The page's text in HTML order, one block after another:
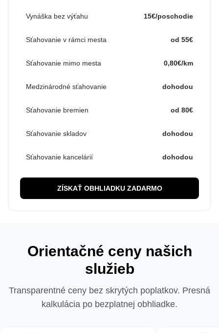
Vynáška bez výťahu 15€/poschodie
Sťahovanie v rámci mesta od 55€
Sťahovanie mimo mesta 0,80€/km
Medzinárodné sťahovanie dohodou
Sťahovanie bremien od 80€
Sťahovanie skladov dohodou
Sťahovanie kancelárií dohodou
ZÍSKAŤ OBHLIADKU ZADARMO
Orientačné ceny našich
služieb
Transparentné ceny bez skrytých poplatkov. Presná
kalkulácia po bezplatnej obhliadke.